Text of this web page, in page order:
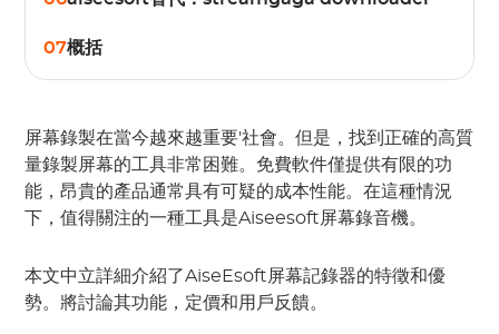
07概括
屏幕錄製在當今越來越重要'社會。但是，找到正確的高質
量錄製屏幕的工具非常困難。免費軟件僅提供有限的功
能，昂貴的產品通常具有可疑的成本性能。在這種情況
下，值得關注的一種工具是Aiseesoft屏幕錄音機。
本文中立詳細介紹了AiseEsoft屏幕記錄器的特徵和優
勢。將討論其功能，定價和用戶反饋。